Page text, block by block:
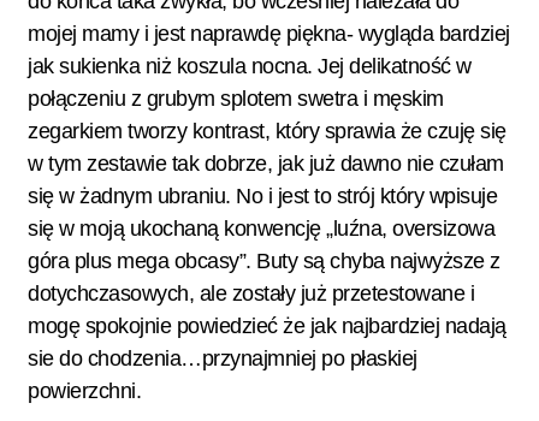
mojej mamy i jest naprawdę piękna- wygląda bardziej
jak sukienka niż koszula nocna. Jej delikatność w
połączeniu z grubym splotem swetra i męskim
zegarkiem tworzy kontrast, który sprawia że czuję się
w tym zestawie tak dobrze, jak już dawno nie czułam
się w żadnym ubraniu. No i jest to strój który wpisuje
się w moją ukochaną konwencję „luźna, oversizowa
góra plus mega obcasy”. Buty są chyba najwyższe z
dotychczasowych, ale zostały już przetestowane i
mogę spokojnie powiedzieć że jak najbardziej nadają
sie do chodzenia…przynajmniej po płaskiej
powierzchni.